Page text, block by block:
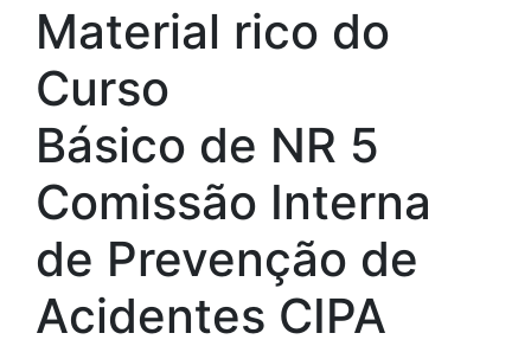
Material rico do
Curso
Básico de NR 5
Comissão Interna
de Prevenção de
Acidentes CIPA